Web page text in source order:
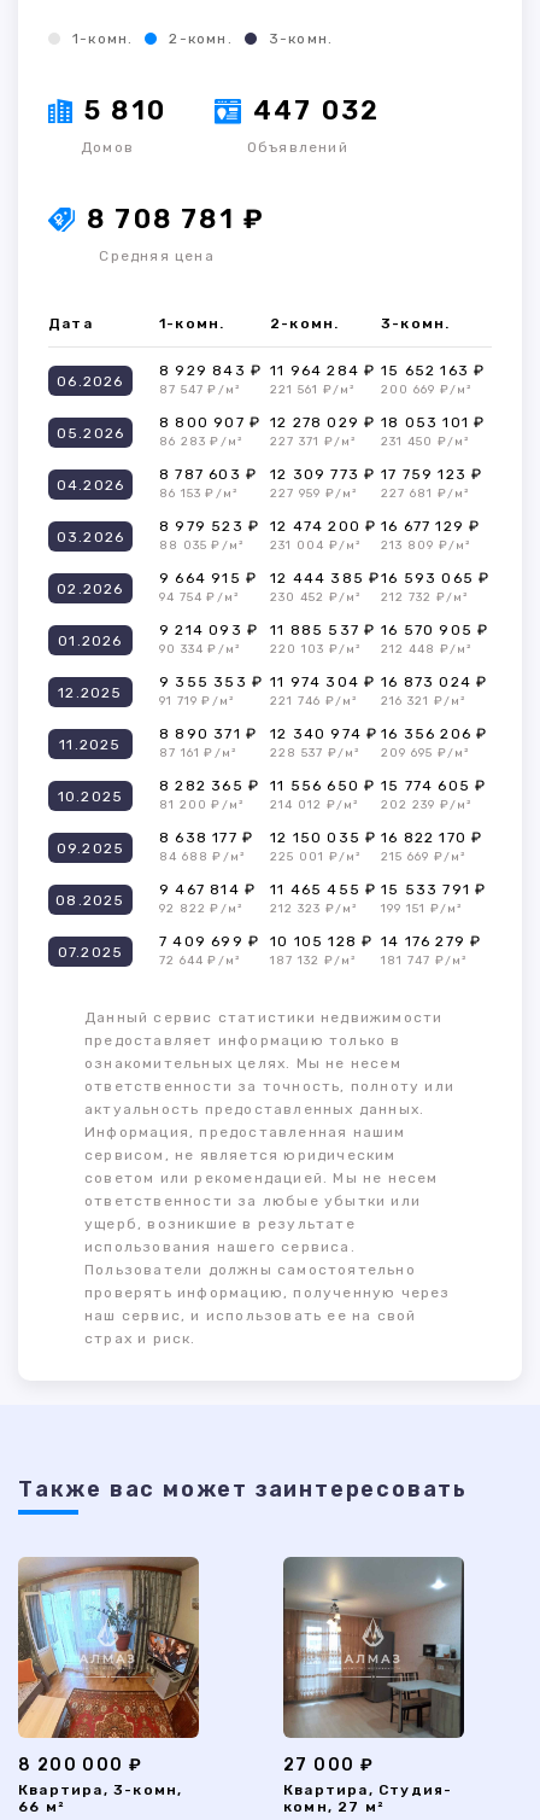
1-комн. 2-комн. 3-комн.
5 810
Домов
447 032
Объявлений
8 708 781 ₽
Средняя цена
Дата 1-комн. 2-комн. 3-комн.
06.2026
8 929 843 ₽
87 547 ₽/м²
11 964 284 ₽
221 561 ₽/м²
15 652 163 ₽
200 669 ₽/м²
05.2026
8 800 907 ₽
86 283 ₽/м²
12 278 029 ₽
227 371 ₽/м²
18 053 101 ₽
231 450 ₽/м²
04.2026
8 787 603 ₽
86 153 ₽/м²
12 309 773 ₽
227 959 ₽/м²
17 759 123 ₽
227 681 ₽/м²
03.2026
8 979 523 ₽
88 035 ₽/м²
12 474 200 ₽
231 004 ₽/м²
16 677 129 ₽
213 809 ₽/м²
02.2026
9 664 915 ₽
94 754 ₽/м²
12 444 385 ₽
230 452 ₽/м²
16 593 065 ₽
212 732 ₽/м²
01.2026
9 214 093 ₽
90 334 ₽/м²
11 885 537 ₽
220 103 ₽/м²
16 570 905 ₽
212 448 ₽/м²
12.2025
9 355 353 ₽
91 719 ₽/м²
11 974 304 ₽
221 746 ₽/м²
16 873 024 ₽
216 321 ₽/м²
11.2025
8 890 371 ₽
87 161 ₽/м²
12 340 974 ₽
228 537 ₽/м²
16 356 206 ₽
209 695 ₽/м²
10.2025
8 282 365 ₽
81 200 ₽/м²
11 556 650 ₽
214 012 ₽/м²
15 774 605 ₽
202 239 ₽/м²
09.2025
8 638 177 ₽
84 688 ₽/м²
12 150 035 ₽
225 001 ₽/м²
16 822 170 ₽
215 669 ₽/м²
08.2025
9 467 814 ₽
92 822 ₽/м²
11 465 455 ₽
212 323 ₽/м²
15 533 791 ₽
199 151 ₽/м²
07.2025
7 409 699 ₽
72 644 ₽/м²
10 105 128 ₽
187 132 ₽/м²
14 176 279 ₽
181 747 ₽/м²
Данный сервис статистики недвижимости
предоставляет информацию только в
ознакомительных целях. Мы не несем
ответственности за точность, полноту или
актуальность предоставленных данных.
Информация, предоставленная нашим
сервисом, не является юридическим
советом или рекомендацией. Мы не несем
ответственности за любые убытки или
ущерб, возникшие в результате
использования нашего сервиса.
Пользователи должны самостоятельно
проверять информацию, полученную через
наш сервис, и использовать ее на свой
страх и риск.
Также ваc может заинтересовать
8 200 000 ₽
Квартира, 3-комн,
66 м²
27 000 ₽
Квартира, Студия-
комн, 27 м²